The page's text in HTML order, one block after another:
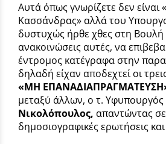
Αυτά όπως γνωρίζετε δεν είναι
Κασσάνδρας» αλλά του
δυστυχώς ήρθε χθες στη Βουλή
ανακοινώσεις αυτές, να
έντρομος κατέγραφα στην
δηλαδή είχαν αποδεχτεί οι
«ΜΗ
μεταξύ άλλων, ο τ. Υφυπουργός
Νικολόπουλος, απαντώντας σε
δημοσιογραφικές ερωτήσεις